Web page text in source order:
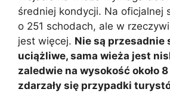
średniej kondycji. Na oficjalnej
o 251 schodach, ale w
jest więcej. Nie są przesadnie
uciążliwe, sama wieża jest
zaledwie na wysokość około
zdarzały się przypadki